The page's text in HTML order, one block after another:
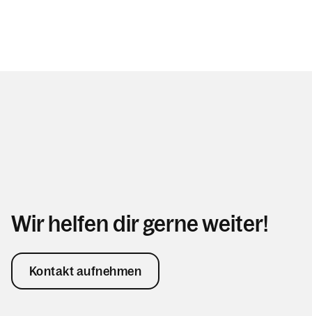
Wir helfen dir gerne weiter!
Kontakt aufnehmen